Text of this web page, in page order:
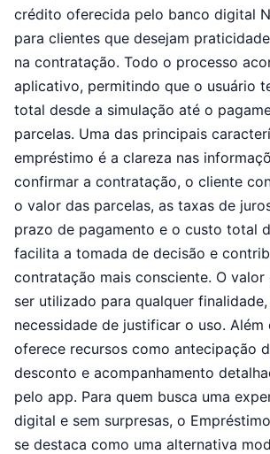
crédito oferecida pelo banco digital
para clientes que desejam
na contratação. Todo o processo
aplicativo, permitindo que o usuário
total desde a simulação até o
parcelas. Uma das principais
empréstimo é a clareza nas
confirmar a contratação, o cliente
o valor das parcelas, as taxas de
prazo de pagamento e o custo total
facilita a tomada de decisão e
contratação mais consciente. O
ser utilizado para qualquer finalidade,
necessidade de justificar o uso. Além
oferece recursos como antecipação
desconto e acompanhamento
pelo app. Para quem busca uma
digital e sem surpresas, o
se destaca como uma alternativa